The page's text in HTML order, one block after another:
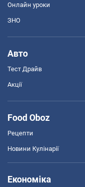
Онлайн уроки
ЗНО
Авто
Тест Драйв
Акції
Food Oboz
Рецепти
Новини Кулінарії
Економіка